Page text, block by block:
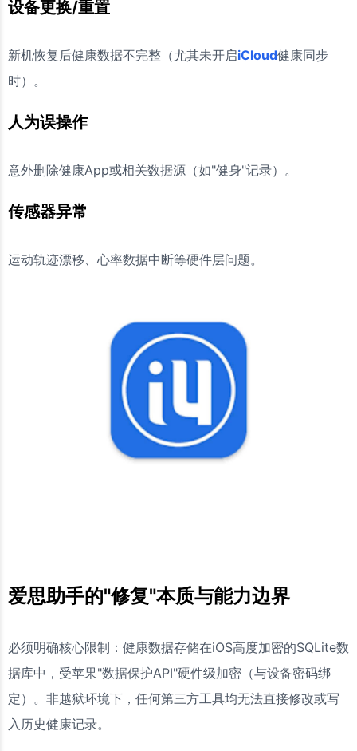
设备更换/重置
新机恢复后健康数据不完整（尤其未开启iCloud健康同步
时）。
人为误操作
意外删除健康App或相关数据源（如"健身"记录）。
传感器异常
运动轨迹漂移、心率数据中断等硬件层问题。
爱思助手的"修复"本质与能力边界
必须明确核心限制：健康数据存储在iOS高度加密的SQLite数
据库中，受苹果"数据保护API"硬件级加密（与设备密码绑
定）。非越狱环境下，任何第三方工具均无法直接修改或写
入历史健康记录。